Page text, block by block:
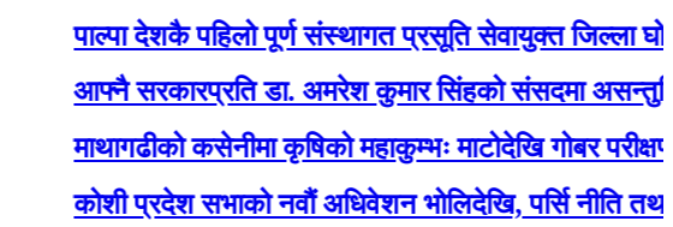
पाल्पा देशकै पहिलो पूर्ण संस्थागत प्रसूति सेवायुक्त जिल्ला घोषित
आफ्नै सरकारप्रति डा. अमरेश कुमार सिंहको संसदमा असन्तुष्टि
माथागढीको कसेनीमा कृषिको महाकुम्भः माटोदेखि गोबर परीक्षणसम्म
कोशी प्रदेश सभाको नवौं अधिवेशन भोलिदेखि, पर्सि नीति तथा